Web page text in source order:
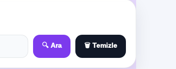
🔍 Ara 🗑️ Temizle